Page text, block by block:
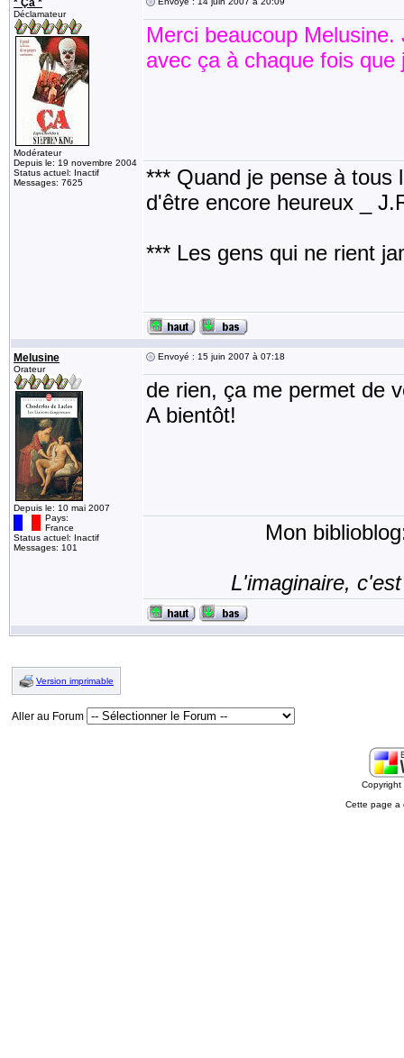
* Ça *
Déclamateur
Modérateur
Depuis le: 19 novembre 2004
Status actuel: Inactif
Messages: 7625
Merci beaucoup
avec ça à chaque fois que
*** Quand je pense à tous
d'être encore heureux _
*** Les gens qui ne rient
Melusine
Orateur
Depuis le: 10 mai 2007
Pays:
France
Status actuel: Inactif
Messages: 101
Envoyé : 15 juin 2007 à 07:18
de rien, ça me permet de
A bientôt!
Mon
L'imaginaire,
Version imprimable
Aller au Forum
Cette page a